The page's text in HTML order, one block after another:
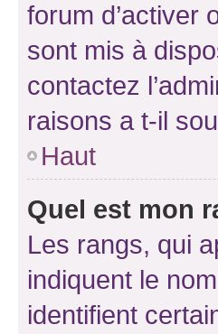
forum d’activer
sont mis à
contactez
raisons a t-il
Haut
Quel est mon
Les rangs, qui
indiquent le
identifient